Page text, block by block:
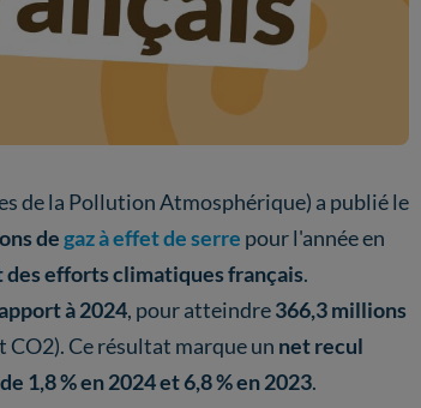
de la Pollution Atmosphérique) a publié le
degaz à effet de serre pour l'année en
efforts climatiques français.
à 2024, pour atteindre366,3 millions
CO2). Ce résultat marque un net recul
1,8 % en 2024 et 6,8 % en 2023.